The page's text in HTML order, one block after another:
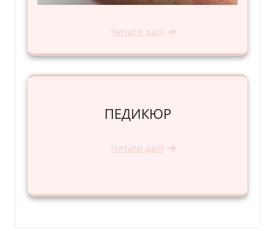
Читати далі
ПЕДИКЮР
Читати далі